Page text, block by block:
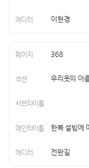
이현경
368
우리옷의 아
한복 설빔에
전완길